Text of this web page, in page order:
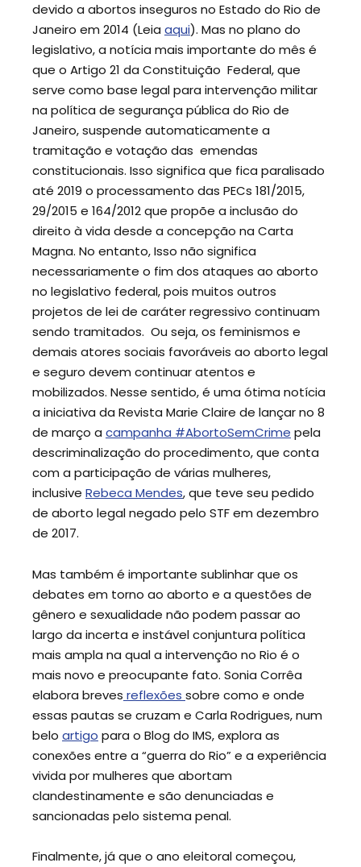
devido a abortos inseguros no Estado do Rio de
Janeiro em 2014 (Leia aqui). Mas no plano do
legislativo, a notícia mais importante do mês é
que o Artigo 21 da Constituição Federal, que
serve como base legal para intervenção militar
na política de segurança pública do Rio de
Janeiro, suspende automaticamente a
tramitação e votação das emendas
constitucionais. Isso significa que fica paralisado
até 2019 o processamento das PECs 181/2015,
29/2015 e 164/2012 que propõe a inclusão do
direito à vida desde a concepção na Carta
Magna. No entanto, Isso não significa
necessariamente o fim dos ataques ao aborto
no legislativo federal, pois muitos outros
projetos de lei de caráter regressivo continuam
sendo tramitados. Ou seja, os feminismos e
demais atores sociais favoráveis ao aborto legal
e seguro devem continuar atentos e
mobilizados. Nesse sentido, é uma ótima notícia
a iniciativa da Revista Marie Claire de lançar no 8
de março a campanha #AbortoSemCrime pela
descriminalização do procedimento, que conta
com a participação de várias mulheres,
inclusive Rebeca Mendes, que teve seu pedido
de aborto legal negado pelo STF em dezembro
de 2017.
Mas também é importante sublinhar que os
debates em torno ao aborto e a questões de
gênero e sexualidade não podem passar ao
largo da incerta e instável conjuntura política
mais ampla na qual a intervenção no Rio é o
mais novo e preocupante fato. Sonia Corrêa
elabora breves reflexões sobre como e onde
essas pautas se cruzam e Carla Rodrigues, num
belo artigo para o Blog do IMS, explora as
conexões entre a “guerra do Rio” e a experiência
vivida por mulheres que abortam
clandestinamente e são denunciadas e
sancionadas pelo sistema penal.
Finalmente, já que o ano eleitoral começou,